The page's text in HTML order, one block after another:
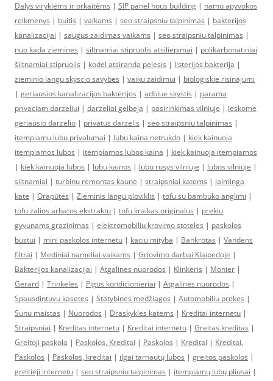
Dalys viryklėms ir orkaitėms | SIP panel hous building | namu apyvokos
reikmenys | buitis | vaikams | seo straipsniu talpinimas | bakterijos
kanalizacijai | saugus zaidimas vaikams | seo straipsniu talpinimas |
nuo kada ziemines | siltnamiai stipruolis atsiliepimai | polikarbonatiniai
šiltnamiai stipruolis | kodel atsiranda pelesis | listerijos bakterija |
zieminio langu skyscio savybes | vaiku zaidimui | bioloģiskie risinājumi
| geriausios kanalizacijos bakterijos | adblue skystis | parama
privaciam darzeliui | darzeliai gelbeja | pasirinkimas vilniuje | ieskome
geriausio darzelio | privatus darzelis | seo straipsniu talpinimas |
itempiamu lubu privalumai | lubu kaina netrukdo | kiek kainuoja
itempiamos lubos | itempiamos lubos kaina | kiek kainuoja itempiamos
| kiek kainuoja lubos | lubu kainos | lubu rusys vilniuje | lubos vilniuje |
siltnamiai | turbinu remontas kaune | straipsniai katems | laiminga
kate | Orapūtės | Zieminis langu ploviklis | tofu su bambuko anglimi |
tofu zalios arbatos ekstraktu | tofu kraikas originalus | prekiu
gyvunams grazinimas | elektromobiliu krovimo stoteles | paskolos
bustui | mini paskolos internetu | kaciu mityba | Bankrotas | Vandens
filtrai | Mediniai nameliai vaikams | Griovimo darbai Klaipedoje |
Bakterijos kanalizacijai | Atgalines nuorodos | Klinkeris | Monier |
Gerard | Trinkeles | Pigus kondicionieriai | Atgalines nuorodos |
Spausdintuvu kasetes | Statybinės medžiagos | Automobiliu prekes |
Sunu maistas | Nuorodos | Draskykles katems | Kreditai internetu |
Straipsniai | Kreditas internetu | Kreditai internetu | Greitas kreditas |
Greitoji paskola | Paskolos, Kreditai | Paskolos | Kreditai | Kreditai,
Paskolos | Paskolos, kreditai | ilgai tarnautų lubos | greitos paskolos |
greitieji internetu | seo straipsniu talpinimas | įtempiamų lubų pliusai |